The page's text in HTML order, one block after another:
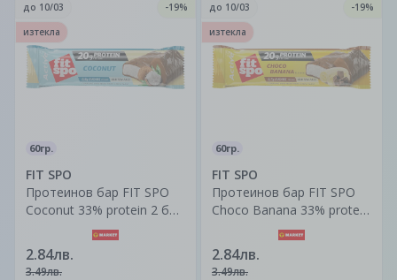
60гр.
FIT SPO
Протеинов бар FIT SPO
Coconut 33% protein 2 бр.
2.84лв.
3.49лв.
до 10/03
-19%
изтекла
60гр.
FIT SPO
Протеинов бар FIT SPO
Choco Banana 33% protein
2.84лв.
3.49лв.
до 10/03
-19%
изтекла